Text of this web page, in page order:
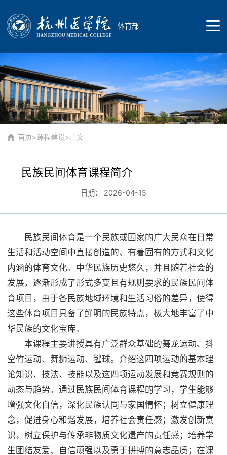
体育部
首页
院部概况
院部简介
师资队伍
体育场馆
临安校区
黄龙校区
课程建设
党群工作
体测中心
体测项目和标准
首页>课程建设>正文
民族民间体育课程简介
日期： 2026-04-15
民族民间体育是一个民族或国家的广大民众在日常
生活和活动空间中直接创造的、有着固有的方式和文化
内涵的体育文化。中华民族历史悠久，并且随着社会的
发展，逐渐形成了形式多变且有规则要求的民族民间体
育项目，由于各民族地域环境和生活习俗的差异，使得
这些体育项目具备了鲜明的民族特点，极大地丰富了中
华民族的文化宝库。
本课程主要讲授具有广泛群众基础的舞龙运动、抖
空竹运动、舞狮运动、毽球。介绍这四项运动的基本理
论知识、技法、技能以及这四项运动发展和竞赛规则的
动态与趋势。通过民族民间体育课程的学习，学生能够
增强文化自信，深化民族认同与家国情怀；树立健康理
念，促进身心和谐发展，培养社会责任感；激发创新意
识，树立保护与传承非物质文化遗产的责任感；培养学
生团结友爱、自信顽强以及勇于拼搏的意志品质；在课